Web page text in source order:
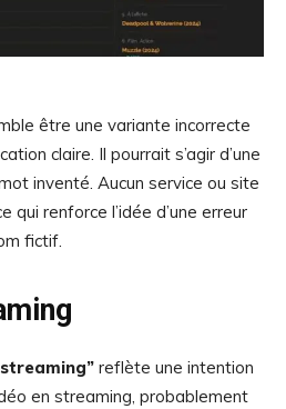
être une variante incorrecte
claire. Il pourrait s’agir d’une
inventé. Aucun service ou site
qui renforce l’idée d’une erreur
fictif.
reflète une intention
en streaming, probablement